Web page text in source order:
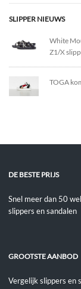
SLIPPER NIEUWS
White
Z1/X
TOGA
DE BESTE PRIJS
Snel meer dan 50
slippers en sandalen
GROOTSTE AANBOD
Vergelijk slippers en